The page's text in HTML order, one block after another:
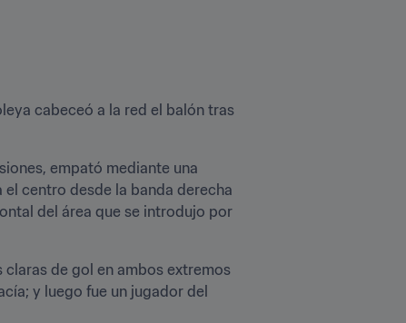
cabeceó a la red el balón tras
empató mediante una
el centro desde la banda derecha
del área que se introdujo por
de gol en ambos extremos
y luego fue un jugador del